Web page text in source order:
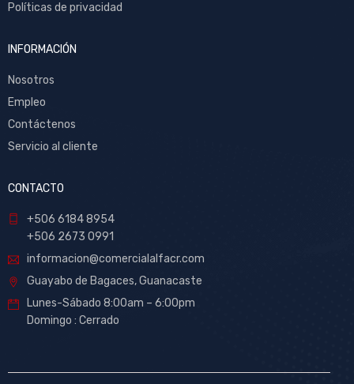
Políticas de privacidad
INFORMACIÓN
Nosotros
Empleo
Contáctenos
Servicio al cliente
CONTACTO
+506 6184 8954
+506 2673 0991
informacion@comercialalfacr.com
Guayabo de Bagaces, Guanacaste
Lunes-Sábado 8:00am – 6:00pm
Domingo : Cerrado